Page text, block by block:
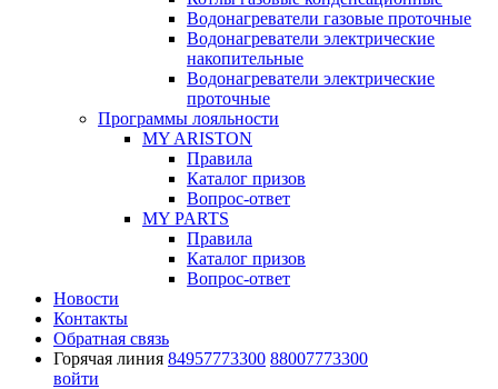
Водонагреватели газовые проточные
Водонагреватели электрические
накопительные
Водонагреватели электрические
проточные
Программы лояльности
MY ARISTON
Правила
Каталог призов
Вопрос-ответ
MY PARTS
Правила
Каталог призов
Вопрос-ответ
Новости
Контакты
Обратная связь
Горячая линия 84957773300 88007773300
войти